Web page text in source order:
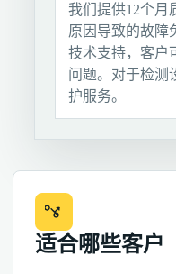
我们提供12个月
原因导致的故障
技术支持，客户
问题。对于检测
护服务。
适合哪些客户